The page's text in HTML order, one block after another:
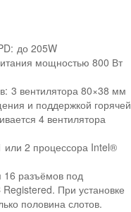
до 205W
мощностью 800 Вт
3 вентилятора 80×38 мм
и поддержкой горячей
4 вентилятора
или 2 процессора Intel®
16 разъёмов под
При установке
половина слотов.